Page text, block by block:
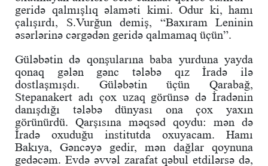
geridə qalmışlıq əlaməti kimi. Odur ki, hamı
çalışırdı, S.Vurğun demiş, “Baxıram Leninin
əsərlərinə cərgədən geridə qalmamaq üçün”.
Güləbətin də qonşularına baba yurduna yayda
qonaq gələn gənc tələbə qız İradə ilə
dostlaşmışdı. Güləbətin üçün Qarabağ,
Stepanakert adı çox uzaq görünsə də İradənin
danışdığı tələbə dünyası ona çox yaxın
görünürdü. Qarşısına məqsəd qoydu: mən də
İradə oxuduğu institutda oxuyacam. Hamı
Bakıya, Gəncəyə gedir, mən dağlar qoynuna
gedəcəm. Evdə əvvəl zarafat qəbul etdilərsə də,